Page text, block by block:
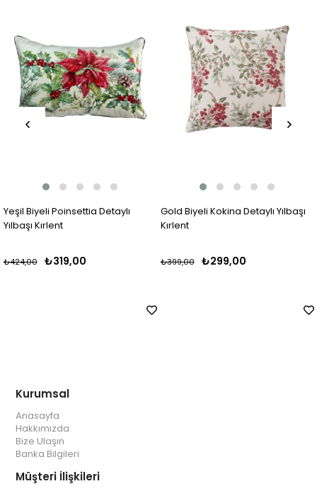
Yeşil Biyeli Poinsettia Detaylı
Yılbaşı Kırlent
₺319,00
₺424,00
Gold Biyeli Kokina Detaylı Yılbaşı
Kırlent
₺299,00
₺399,00
Kurumsal
Anasayfa
Hakkımızda
Bize Ulaşın
Banka Bilgileri
Müşteri İlişkileri